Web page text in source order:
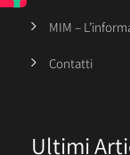
MIM –
Contatti
Ultimi